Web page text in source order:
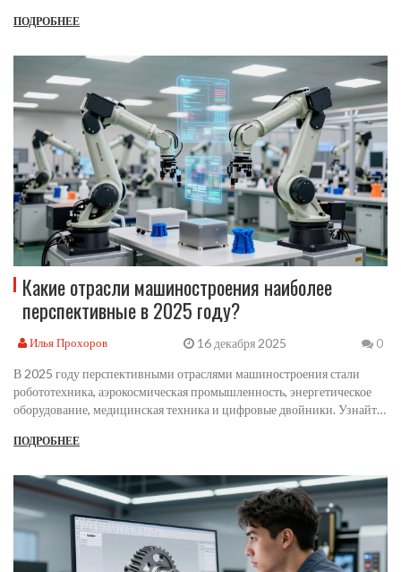
ПОДРОБНЕЕ
Какие отрасли машиностроения наиболее
перспективные в 2025 году?
Илья Прохоров 16 декабря 2025 0
В 2025 году перспективными отраслями машиностроения стали
робототехника, аэрокосмическая промышленность, энергетическое
оборудование, медицинская техника и цифровые двойники. Узнайте,
ПОДРОБНЕЕ